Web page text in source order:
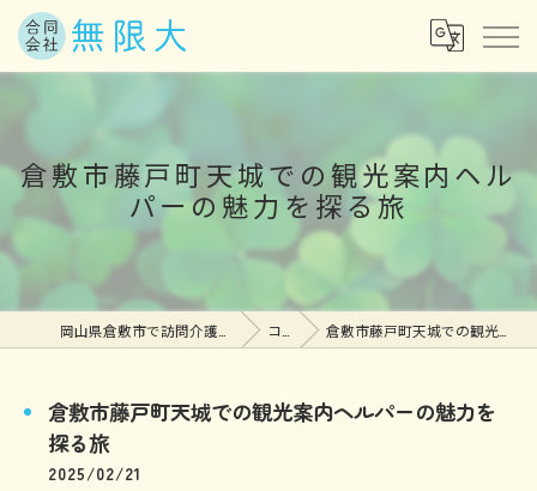
倉敷市藤戸町天城での観光案内ヘル
パーの魅力を探る旅
コラム 倉敷市藤戸町天城での観光案内ヘルパーの魅力を探る旅
倉敷市藤戸町天城での観光案内ヘルパーの魅力を
探る旅
2025/02/21